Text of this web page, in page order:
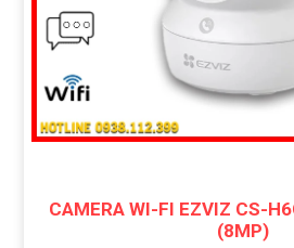
CAMERA WI-FI EZVIZ CS-
(8MP)